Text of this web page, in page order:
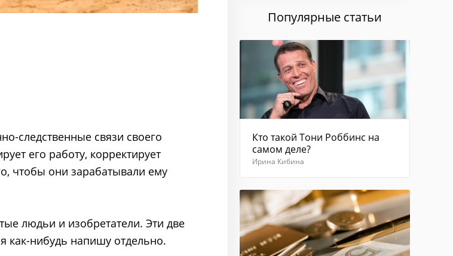
следственные связи своего
его работу, корректирует
чтобы они зарабатывали ему
людьи и изобретатели. Эти две
как-нибудь напишу отдельно.
1
минуты
сообщение
кодом
не
приходит,
"Отправить
код
повторно"
код из
смс
Отправить
Популярные статьи
Кто такой Тони Роббинс на
самом деле?
Ирина Кибина